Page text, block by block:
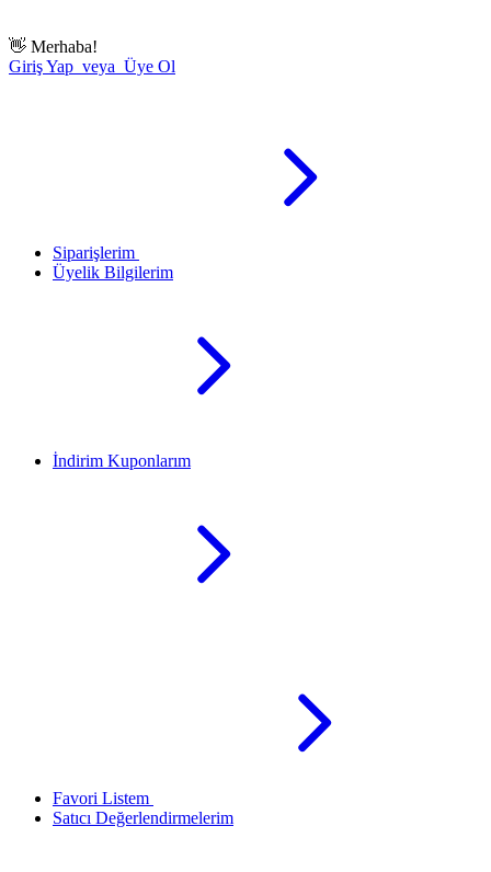
👋 Merhaba!
Giriş Yap veya Üye Ol
Siparişlerim
Üyelik Bilgilerim
İndirim Kuponlarım
Favori Listem
Satıcı Değerlendirmelerim